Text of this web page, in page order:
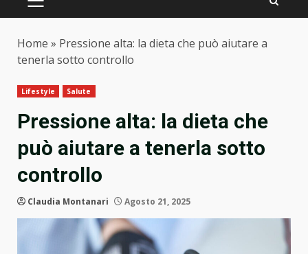
PRIMARY
Home » Pressione alta: la dieta che può aiutare a
tenerla sotto controllo
Lifestyle Salute
Pressione alta: la dieta che
può aiutare a tenerla sotto
controllo
Claudia Montanari Agosto 21, 2025